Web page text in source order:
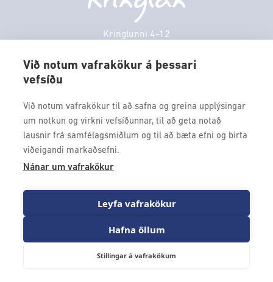
Við notum vafrakökur á þessari
vefsíðu
Við notum vafrakökur til að safna og greina upplýsingar
um notkun og virkni vefsíðunnar, til að geta notað
lausnir frá samfélagsmiðlum og til að bæta efni og birta
viðeigandi markaðsefni.
Nánar um vafrakökur
Leyfa vafrakökur
Hafna öllum
Stillingar á vafrakökum
Kringlunni 4-12
kringlan@kringlan.is
Borgarleikhúsið
Ævintýraland
Fimmtudagur
VERTU MEÐ
Fáðu forskot á dagskrána okkar og sértilboð með því að skrá